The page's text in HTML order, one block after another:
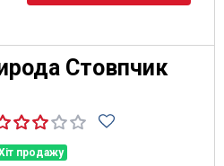
Стовпчик
продажу